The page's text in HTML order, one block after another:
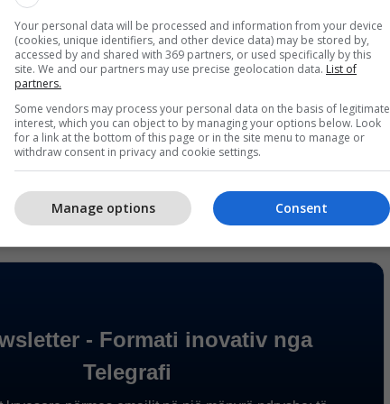
do të bëhet shpallja e konkursit
projektin e memorialit të fëmijëve.
dhe dëshmitarët, Qeveria e Republikës së
linjën telefonike: 046 222 006, si dhe e-mail
gov.net, ku mund të kontaktohet ekipet për
dhe për t’u inkuadruar në procesin e
e ditur në komunikatë. /Telegrafi/
Your personal data will be processed and information from your device
(cookies, unique identifiers, and other device data) may be stored by,
accessed by and shared with 369 partners, or used specifically by this
site. We and our partners may use precise geolocation data. List of
partners.
Some vendors may process your personal data on the basis of legitimate
interest, which you can object to by managing your options below. Look
for a link at the bottom of this page or in the site menu to manage or
withdraw consent in privacy and cookie settings.
Consent
Manage options